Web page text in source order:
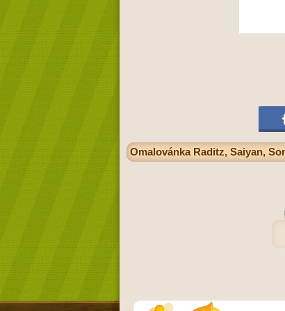
Omalovánka Raditz, Saiyan,